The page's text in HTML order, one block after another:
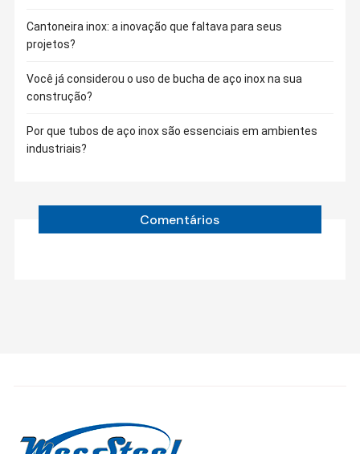
Cantoneira inox: a inovação que faltava para seus
projetos?
Você já considerou o uso de bucha de aço inox na sua
construção?
Por que tubos de aço inox são essenciais em ambientes
industriais?
Comentários